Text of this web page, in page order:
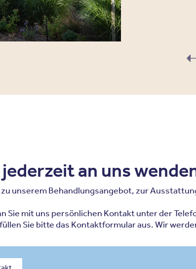
an uns
unserem Behandlungsangebot, zur
Sie mit uns persönlichen Kontakt unter der
Sie bitte das Kontaktformular aus. Wir